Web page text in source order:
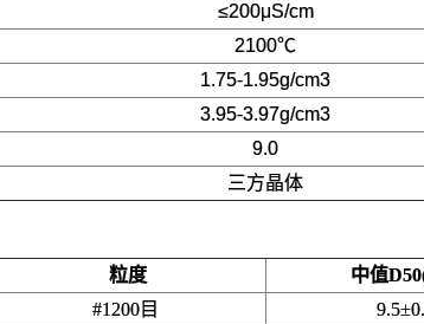
≤200μS/cm
2100℃
1.75-1.95g/cm3
3.95-3.97g/cm3
9.0
三方晶体
粒度
中值
#1200目